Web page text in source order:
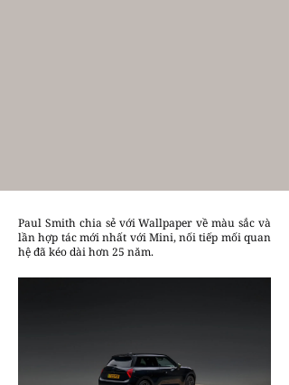
Paul Smith chia sẻ với Wallpaper về màu sắc và
lần hợp tác mới nhất với Mini, nối tiếp mối quan
hệ đã kéo dài hơn 25 năm.